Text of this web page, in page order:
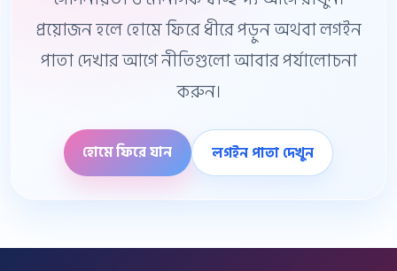
প্রয়োজন হলে হোমে ফিরে ধীরে পড়ুন অথবা লগইন
পাতা দেখার আগে নীতিগুলো আবার পর্যালোচনা
করুন।
হোমে ফিরে যান লগইন পাতা দেখুন